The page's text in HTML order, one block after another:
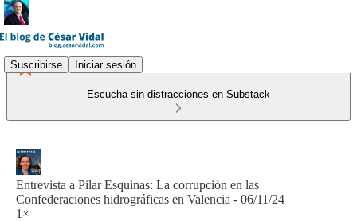
Suscribirse Iniciar sesión
Escucha sin distracciones en Substack
Entrevista a Pilar Esquinas: La corrupción en las
Confederaciones hidrográficas en Valencia - 06/11/24
1×